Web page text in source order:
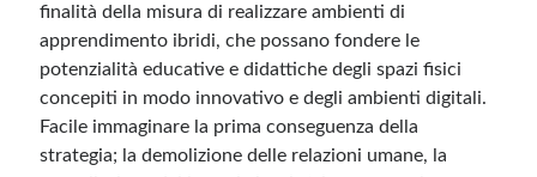
finalità della misura di realizzare ambienti di
apprendimento ibridi, che possano fondere le
potenzialità educative e didattiche degli spazi fisici
concepiti in modo innovativo e degli ambienti digitali.
Facile immaginare la prima conseguenza della
strategia; la demolizione delle relazioni umane, la